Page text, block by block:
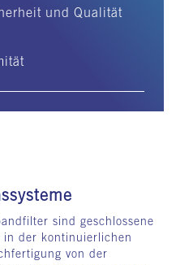
und Qualität
sind geschlossene
in der kontinuierlichen
von der